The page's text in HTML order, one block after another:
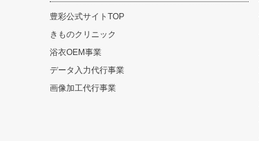
豊彩公式サイトTOP
きものクリニック
浴衣OEM事業
データ入力代行事業
画像加工代行事業